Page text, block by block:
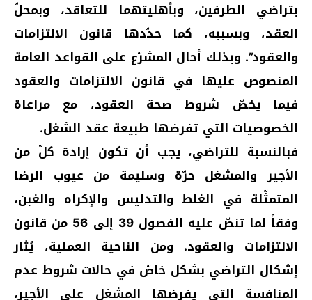
بتراضي الطرفين، وبأهليتهما للتعاقد، وبمحلّ
العقد، وبسببه، كما حدّدها قانون الالتزامات
والعقود”. وبذلك أحال المشرّع على القواعد العامة
المنصوص عليها في قانون الالتزامات والعقود
فيما يخصّ شروط صحة العقود، مع مراعاة
الخصوصيات التي تفرضها طبيعة عقد الشغل.
فبالنسبة للتراضي، يجب أن تكون إرادة كلّ من
الأجير والمشغل حرّة وسليمة من عيوب الرضا
المتمثّلة في الغلط والتدليس والإكراه والغبن،
وفقاً لما تنصّ عليه الفصول 39 إلى 56 من قانون
الالتزامات والعقود. ومن الناحية العملية، يُثار
إشكال التراضي بشكل خاصّ في حالات شروط عدم
المنافسة التي يفرضها المشغل على الأجير،